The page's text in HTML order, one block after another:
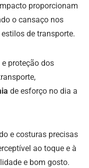
proporcionam
o cansaço nos
de transporte.
proteção dos
de esforço no dia a
e costuras precisas
ao toque e à
e bom gosto.